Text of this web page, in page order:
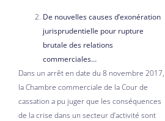
De nouvelles causes d’exonération
jurisprudentielle pour rupture
brutale des relations
commerciales…
Dans un arrêt en date du 8 novembre 2017,
la Chambre commerciale de la Cour de
cassation a pu juger que les conséquences
de la crise dans un secteur d’activité sont